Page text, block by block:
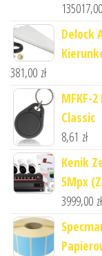
135017,00
Delock
381,00 zł
MFKF-
Classic
8,61 zł
Kenik
5Mpx
3999,00 zł